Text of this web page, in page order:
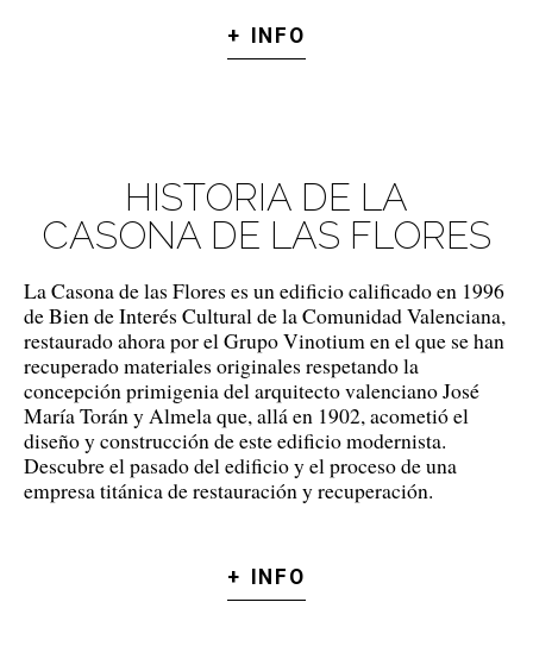
+ INFO
HISTORIA DE LA
CASONA DE LAS FLORES
La Casona de las Flores es un edificio calificado en 1996
de Bien de Interés Cultural de la Comunidad Valenciana,
restaurado ahora por el Grupo Vinotium en el que se han
recuperado materiales originales respetando la
concepción primigenia del arquitecto valenciano José
María Torán y Almela que, allá en 1902, acometió el
diseño y construcción de este edificio modernista.
Descubre el pasado del edificio y el proceso de una
empresa titánica de restauración y recuperación.
+ INFO